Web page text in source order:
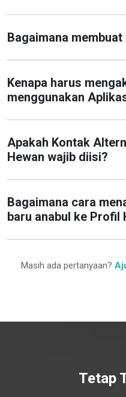
Bagaimana
Kenapa harus
menggunakan
Apakah Kontak
Hewan wajib diisi?
Bagaimana cara
baru anabul ke Profil
Masih ada pertanyaan?
Tetap